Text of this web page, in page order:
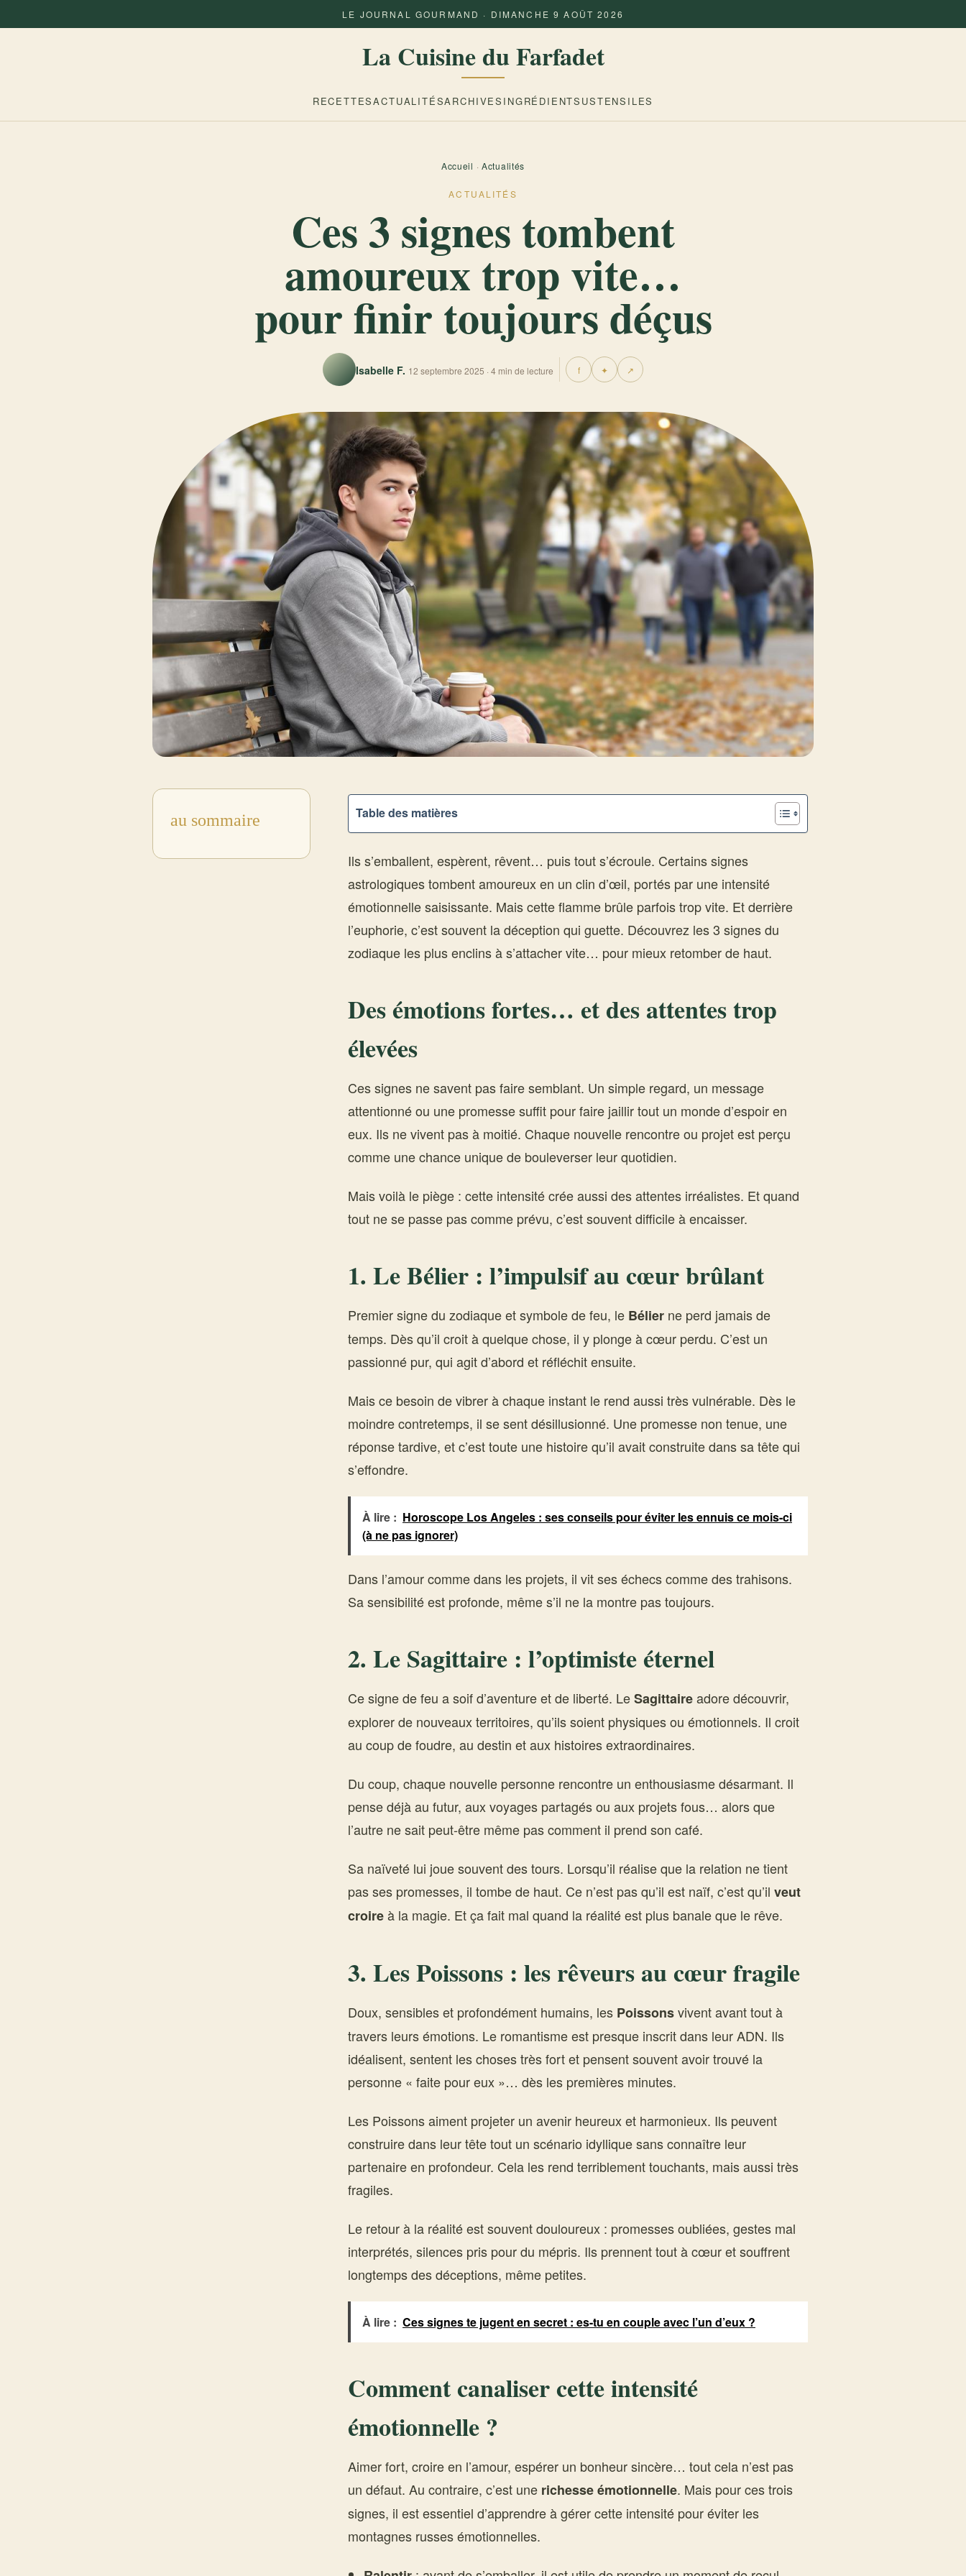
LE JOURNAL GOURMAND · DIMANCHE 9 AOÛT 2026
La Cuisine du Farfadet
RECETTESACTUALITÉSARCHIVES INGRÉDIENTS USTENSILES
Accueil · Actualités
ACTUALITÉS
Ces 3 signes tombent
amoureux trop vite…
pour finir toujours déçus
Isabelle F. 12 septembre 2025 · 4 min de lecture f ✦ ↗
au sommaire Table des matières
Ils s’emballent, espèrent, rêvent… puis tout s’écroule. Certains signes
astrologiques tombent amoureux en un clin d’œil, portés par une intensité
émotionnelle saisissante. Mais cette flamme brûle parfois trop vite. Et derrière
l’euphorie, c’est souvent la déception qui guette. Découvrez les 3 signes du
zodiaque les plus enclins à s’attacher vite… pour mieux retomber de haut.
Des émotions fortes… et des attentes trop
élevées
Ces signes ne savent pas faire semblant. Un simple regard, un message
attentionné ou une promesse suffit pour faire jaillir tout un monde d’espoir en
eux. Ils ne vivent pas à moitié. Chaque nouvelle rencontre ou projet est perçu
comme une chance unique de bouleverser leur quotidien.
Mais voilà le piège : cette intensité crée aussi des attentes irréalistes. Et quand
tout ne se passe pas comme prévu, c’est souvent difficile à encaisser.
1. Le Bélier : l’impulsif au cœur brûlant
Premier signe du zodiaque et symbole de feu, le Bélier ne perd jamais de
temps. Dès qu’il croit à quelque chose, il y plonge à cœur perdu. C’est un
passionné pur, qui agit d’abord et réfléchit ensuite.
Mais ce besoin de vibrer à chaque instant le rend aussi très vulnérable. Dès le
moindre contretemps, il se sent désillusionné. Une promesse non tenue, une
réponse tardive, et c’est toute une histoire qu’il avait construite dans sa tête qui
s’effondre.
À lire : Horoscope Los Angeles : ses conseils pour éviter les ennuis ce mois-ci
(à ne pas ignorer)
Dans l’amour comme dans les projets, il vit ses échecs comme des trahisons.
Sa sensibilité est profonde, même s’il ne la montre pas toujours.
2. Le Sagittaire : l’optimiste éternel
Ce signe de feu a soif d’aventure et de liberté. LeSagittaireadore découvrir,
explorer de nouveaux territoires, qu’ils soient physiques ou émotionnels. Il croit
au coup de foudre, au destin et aux histoires extraordinaires.
Du coup, chaque nouvelle personne rencontre un enthousiasme désarmant. Il
pense déjà au futur, aux voyages partagés ou aux projets fous… alors que
l’autre ne sait peut-être même pas comment il prend son café.
Sa naïveté lui joue souvent des tours. Lorsqu’il réalise que la relation ne tient
pas ses promesses, il tombe de haut. Ce n’est pas qu’il est naïf, c’est qu’il veut
croireà la magie. Et ça fait mal quand la réalité est plus banale que le rêve.
3. Les Poissons : les rêveurs au cœur fragile
Doux, sensibles et profondément humains, les Poissonsvivent avant tout à
travers leurs émotions. Le romantisme est presque inscrit dans leur ADN. Ils
idéalisent, sentent les choses très fort et pensent souvent avoir trouvé la
personne « faite pour eux »… dès les premières minutes.
Les Poissons aiment projeter un avenir heureux et harmonieux. Ils peuvent
construire dans leur tête tout un scénario idyllique sans connaître leur
partenaire en profondeur. Cela les rend terriblement touchants, mais aussi très
fragiles.
Le retour à la réalité est souvent douloureux : promesses oubliées, gestes mal
interprétés, silences pris pour du mépris. Ils prennent tout à cœur et souffrent
longtemps des déceptions, même petites.
À lire : Ces signes te jugent en secret : es-tu en couple avec l’un d’eux ?
Comment canaliser cette intensité
émotionnelle ?
Aimer fort, croire en l’amour, espérer un bonheur sincère… tout cela n’est pas
un défaut. Au contraire, c’est une richesse émotionnelle. Mais pour ces trois
signes, il est essentiel d’apprendre à gérer cette intensité pour éviter les
montagnes russes émotionnelles.